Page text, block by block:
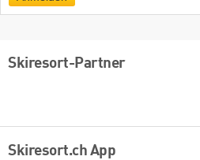
Skiresort-Partner
Skiresort.ch App